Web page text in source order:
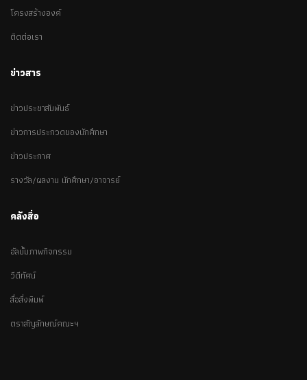
โครงสร้างองค์
ติดต่อเรา
ข่าวสาร
ข่าวประชาสัมพันธ์
ข่าวการประกวดของนักศึกษา
ข่าวประกาศ
รางวัล/ผลงาน นักศึกษา/อาจารย์
คลังสื่อ
อัลบั้มภาพกิจกรรม
วีดีทัศน์
สื่อสิ่งพิมพ์
ตราสัญลักษณ์คณะฯ